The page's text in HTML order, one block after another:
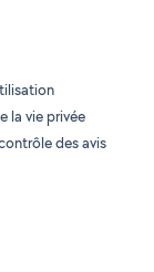
la vie privée
des avis